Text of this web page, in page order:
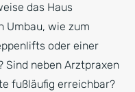
das Haus
Umbau, wie zum
oder einer
Sind neben Arztpraxen
fußläufig erreichbar?